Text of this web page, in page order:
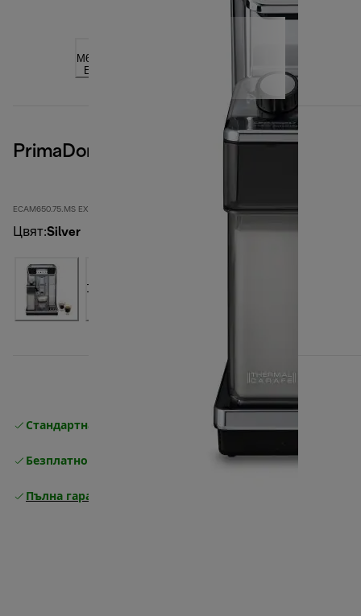
PrimaDonna Elite
ECAM650.75.MS EX:1
Цвят:Silver
Стандартна безплатна доставка Доставка
Безплатно връщане
Пълна гаранция от производителя